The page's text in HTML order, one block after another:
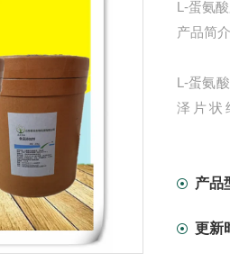
L-蛋氨
产品简
L-蛋氨
泽片状
产品
更新